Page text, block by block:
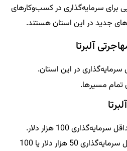
برای سرمایه‌گذاری در کسب‌وکارهای
جدید در این استان هستند.
آلبرتا
سرمایه‌گذاری در این استان.
تمام مسیرها.
سرمایه‌گذاری 100 هزار دلار.
حداقل سرمایه‌گذاری 50 هزار دلار یا 100